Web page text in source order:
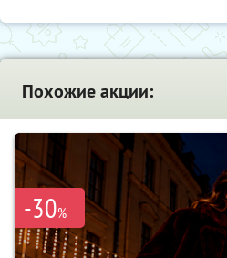
Похожие акции:
-30%